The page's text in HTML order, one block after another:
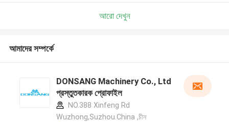
আরো দেখুন
আমাদের সম্পর্কে
DONSANG Machinery Co., Ltd
প্রস্তুতকারক প্রোফাইল
NO.388 Xinfeng Rd
Wuzhong,Suzhou.China ,চীন